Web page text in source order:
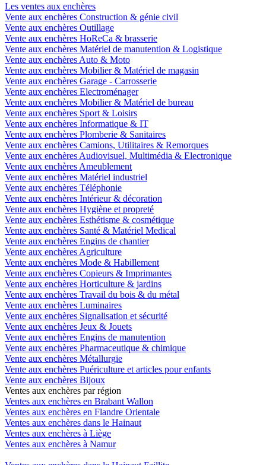
Les ventes aux enchères
Vente aux enchères Construction & génie civil
Vente aux enchères Outillage
Vente aux enchères HoReCa & brasserie
Vente aux enchères Matériel de manutention & Logistique
Vente aux enchères Auto & Moto
Vente aux enchères Mobilier & Matériel de magasin
Vente aux enchères Garage - Carrosserie
Vente aux enchères Electroménager
Vente aux enchères Mobilier & Matériel de bureau
Vente aux enchères Sport & Loisirs
Vente aux enchères Informatique & IT
Vente aux enchères Plomberie & Sanitaires
Vente aux enchères Camions, Utilitaires & Remorques
Vente aux enchères Audiovisuel, Multimédia & Electronique
Vente aux enchères Ameublement
Vente aux enchères Matériel industriel
Vente aux enchères Téléphonie
Vente aux enchères Intérieur & décoration
Vente aux enchères Hygiène et propreté
Vente aux enchères Esthétisme & cosmétique
Vente aux enchères Santé & Matériel Medical
Vente aux enchères Engins de chantier
Vente aux enchères Agriculture
Vente aux enchères Mode & Habillement
Vente aux enchères Copieurs & Imprimantes
Vente aux enchères Horticulture & jardins
Vente aux enchères Travail du bois & du métal
Vente aux enchères Luminaires
Vente aux enchères Signalisation et sécurité
Vente aux enchères Jeux & Jouets
Vente aux enchères Engins de manutention
Vente aux enchères Pharmaceutique & chimique
Vente aux enchères Métallurgie
Vente aux enchères Puériculture et articles pour enfants
Vente aux enchères Bijoux
Ventes aux enchères par région
Ventes aux enchères en Brabant Wallon
Ventes aux enchères en Flandre Orientale
Ventes aux enchères dans le Hainaut
Ventes aux enchères à Liège
Ventes aux enchères à Namur